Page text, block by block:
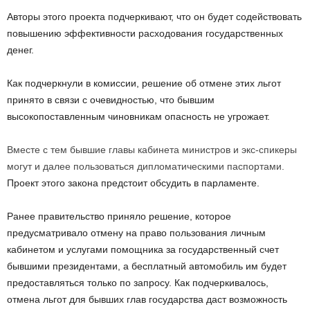
Авторы этого проекта подчеркивают, что он будет содействовать
повышению эффективности расходования государственных
денег.
Как подчеркнули в комиссии, решение об отмене этих льгот
принято в связи с очевидностью, что бывшим
высокопоставленным чиновникам опасность не угрожает.
Вместе с тем бывшие главы кабинета министров и экс-спикеры
могут и далее пользоваться дипломатическими паспортами.
Проект этого закона предстоит обсудить в парламенте.
Ранее правительство приняло решение, которое
предусматривало отмену на право пользования личным
кабинетом и услугами помощника за государственный счет
бывшими президентами, а бесплатный автомобиль им будет
предоставляться только по запросу. Как подчеркивалось,
отмена льгот для бывших глав государства даст возможность